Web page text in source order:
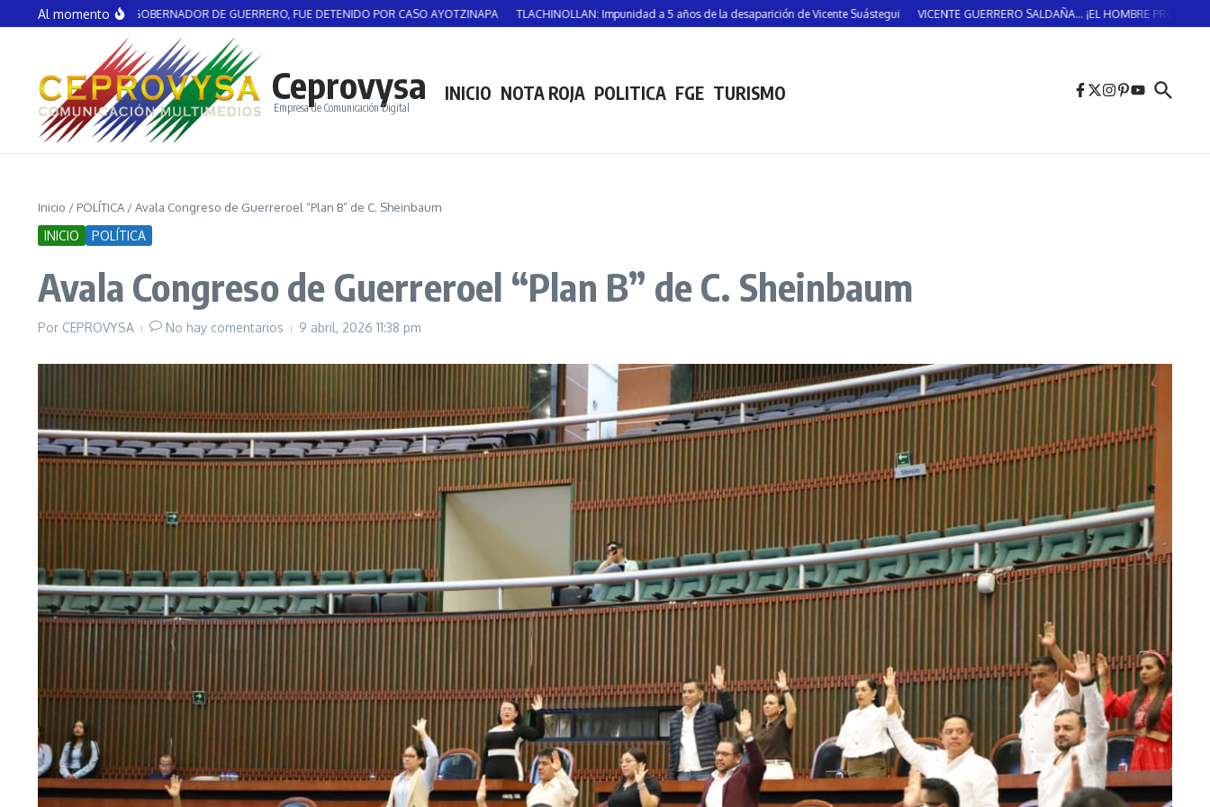
Saltar al contenido
Al momento
AGUIRRE, EX GOBERNADOR DE GUERRERO, FUE DETENIDO POR CASO AYOTZINAPA TLACHINOLLAN: Impunidad a 5 años de la desaparición de Vicente Suástegui VICENTE GUERRERO SALDAÑA… ¡EL HOMBRE PROVIDENCIAL!…
Ceprovysa
Empresa de Comunicación Digital
INICIO NOTA ROJA POLITICA FGE TURISMO
Inicio / POLÍTICA /Avala Congreso de Guerreroel “Plan B” de C. Sheinbaum
INICIO POLÍTICA
Avala Congreso de Guerreroel “Plan B” de C. Sheinbaum
Por CEPROVYSA No hay comentarios 9 abril, 2026 11:38 pm